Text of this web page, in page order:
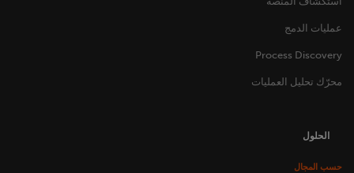
عمليات الدمج
Process Discovery
محرّك تحليل العمليات
الحلول
حسب المجال